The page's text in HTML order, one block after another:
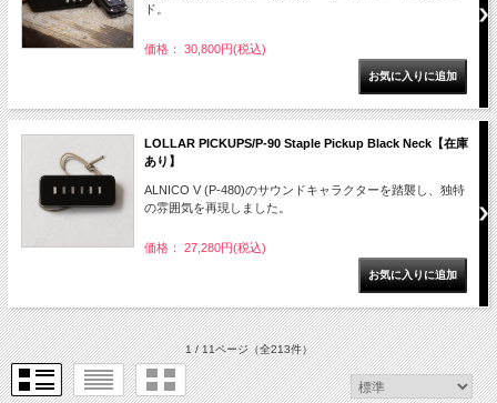
ド。
価格： 30,800円(税込)
LOLLAR PICKUPS/P-90 Staple Pickup Black Neck【在庫
あり】
ALNICO V (P-480)のサウンドキャラクターを踏襲し、独特
の雰囲気を再現しました。
価格： 27,280円(税込)
1 / 11ページ（全213件）